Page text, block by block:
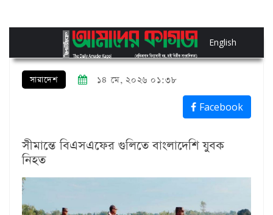
English
সারাদেশ ১৪ মে, ২০২৬ ০১:৩৮
Facebook
সীমান্তে বিএসএফের গুলিতে বাংলাদেশি যুবক
নিহত